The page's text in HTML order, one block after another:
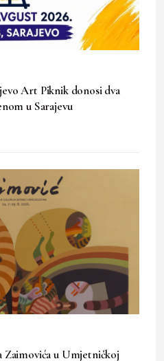
Art Piknik donosi dva
u Sarajevu
u Umjetničkoj